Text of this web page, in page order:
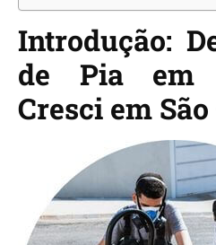
Introdução:
de Pia em
Cresci em